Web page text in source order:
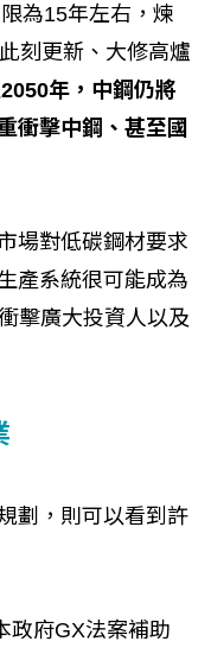
為15年左右，煉
刻更新、大修高爐
年，中鋼仍將
衝擊中鋼、甚至國
場對低碳鋼材要求
產系統很可能成為
擊廣大投資人以及
劃，則可以看到許
政府GX法案補助